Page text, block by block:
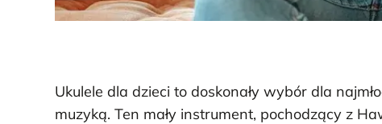
Ukulele dla dzieci to doskonały wybór dla
muzyką. Ten mały instrument, pochodzący z